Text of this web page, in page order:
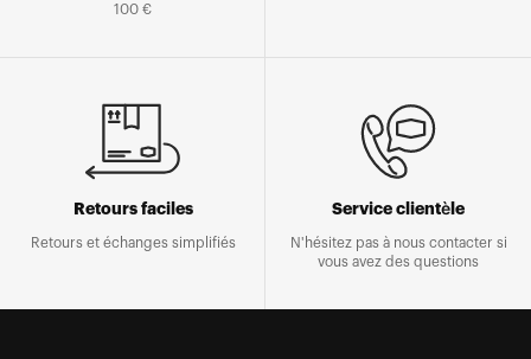
100 €
Retours faciles
Retours et échanges simplifiés
Service clientèle
N'hésitez pas à nous contacter si
vous avez des questions